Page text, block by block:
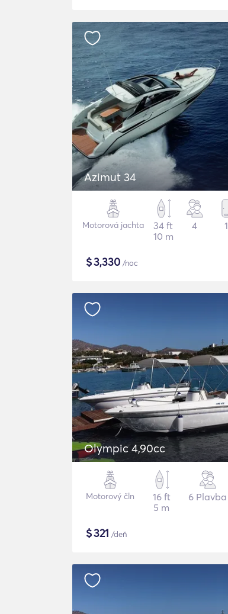
Azimut 34
Motorová jachta
34 ft
10 m
4 1
$3,330 /noc
Olympic 4,90cc
Motorový čln
16 ft
5 m
6 Plavba
$321 /deň